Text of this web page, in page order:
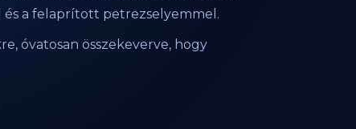
és a felaprított petrezselyemmel.
óvatosan összekeverve, hogy